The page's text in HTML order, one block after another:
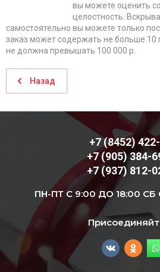
вы можете оценить
целостность.
самостоятельно вы можете только
заказ может содержать не больше 10
не должна превышать 100 000 р.
Назад
+7 (8452)
+7 (905) 384-
+7 (937) 812-
ПН-ПТ С 9:00 ДО 18:00 СБ